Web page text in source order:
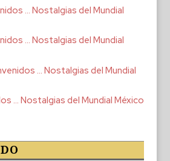
… Nostalgias del Mundial
… Nostalgias del Mundial
… Nostalgias del Mundial
… Nostalgias del Mundial México